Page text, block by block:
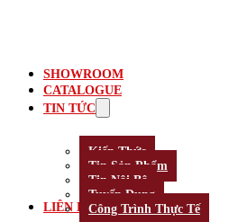
SHOWROOM
CATALOGUE
TIN TỨC
Kiến Thức
Tin Sản Phẩm
Tin Nội Bộ
Tuyển Dụng
Công Trình Thực Tế
LIÊN HỆ